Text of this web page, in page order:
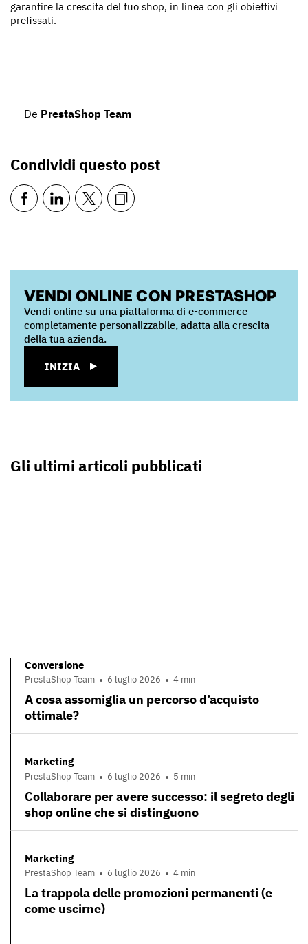
garantire la crescita del tuo shop, in linea con gli obiettivi
prefissati.
De PrestaShop Team
Condividi questo post
VENDI ONLINE CON PRESTASHOP
Vendi online su una piattaforma di e-commerce
completamente personalizzabile, adatta alla crescita
della tua azienda.
INIZIA
Gli ultimi articoli pubblicati
Conversione
PrestaShop Team 6 luglio 2026 4 min
A cosa assomiglia un percorso d’acquisto
ottimale?
Marketing
PrestaShop Team 6 luglio 2026 5 min
Collaborare per avere successo: il segreto degli
shop online che si distinguono
Marketing
PrestaShop Team 6 luglio 2026 4 min
La trappola delle promozioni permanenti (e
come uscirne)